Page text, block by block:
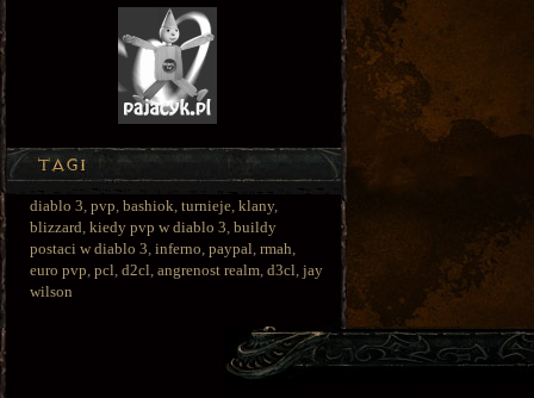
diablo 3, pvp, bashiok, turnieje, klany,
blizzard, kiedy pvp w diablo 3, buildy
postaci w diablo 3, inferno, paypal, rmah,
euro pvp, pcl, d2cl, angrenost realm, d3cl, jay
wilson